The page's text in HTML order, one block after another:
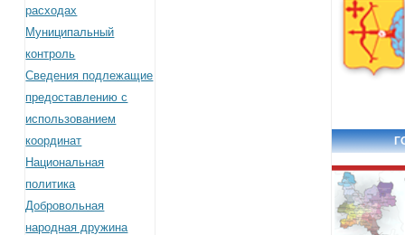
расходах
Муниципальный
контроль
Сведения подлежащие
предоставлению с
использованием
координат
Национальная
политика
Добровольная
народная дружина